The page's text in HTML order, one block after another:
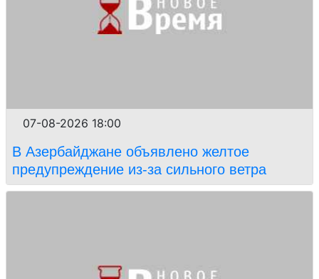
07-08-2026 18:00
В Азербайджане объявлено желтое
предупреждение из-за сильного ветра